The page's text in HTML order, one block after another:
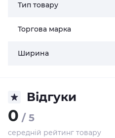
Тип товару
Торгова марка
Ширина
Відгуки
0 / 5
середній рейтинг товару